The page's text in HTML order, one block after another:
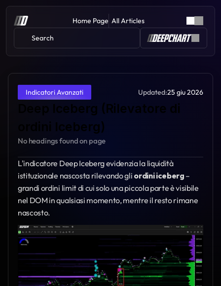
Home Page All Articles
Search
Indicatori Avanzati Updated:25 giu 2026
Deep Iceberg (Rilevatore di
ordini Iceberg)
No headings found on page
L'indicatore Deep Iceberg evidenzia la liquidità
istituzionale nascosta rilevando gli ordini iceberg –
grandi ordini limit di cui solo una piccola parte è visibile
nel DOM in qualsiasi momento, mentre il resto rimane
nascosto.